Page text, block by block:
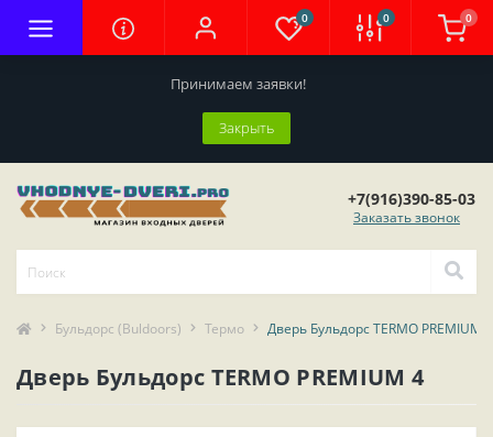
Принимаем заявки!
Закрыть
0 0 0
+7(916)390-85-03
Заказать звонок
Бульдорс (Buldoors) Термо Дверь Бульдорс TERMO PREMIUM 4
Дверь Бульдорс TERMO PREMIUM 4